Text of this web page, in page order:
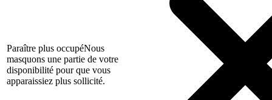
Paraître plus occupéNous
masquons une partie de votre
disponibilité pour que vous
apparaissiez plus sollicité.